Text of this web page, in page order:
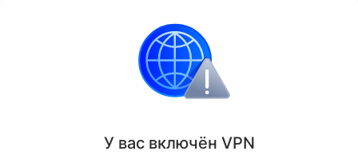
Asus, Dell, HP и Lenovo.
Поделиться
У вас включён VPN